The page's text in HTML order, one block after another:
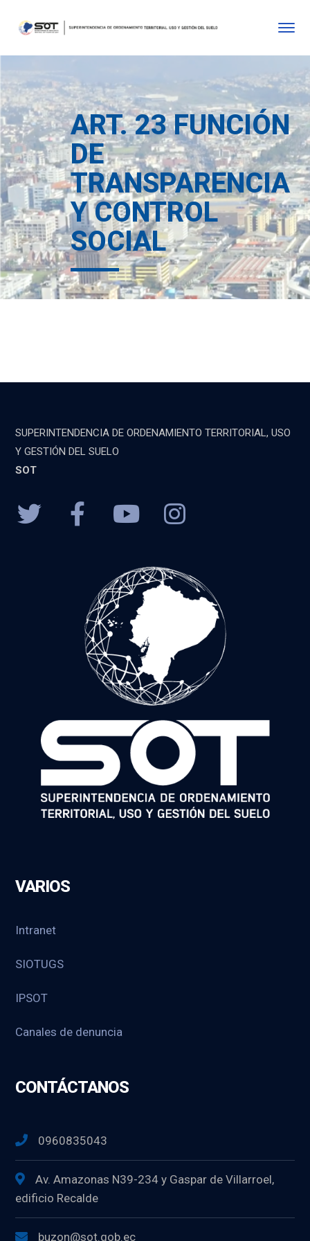
ART. 23 FUNCIÓN
DE
TRANSPARENCIA
Y CONTROL
SOCIAL
SUPERINTENDENCIA DE ORDENAMIENTO TERRITORIAL, USO
Y GESTIÓN DEL SUELO
SOT
VARIOS
Intranet
SIOTUGS
IPSOT
Canales de denuncia
CONTÁCTANOS
0960835043
Av. Amazonas N39-234 y Gaspar de Villarroel,
edificio Recalde
buzon@sot.gob.ec